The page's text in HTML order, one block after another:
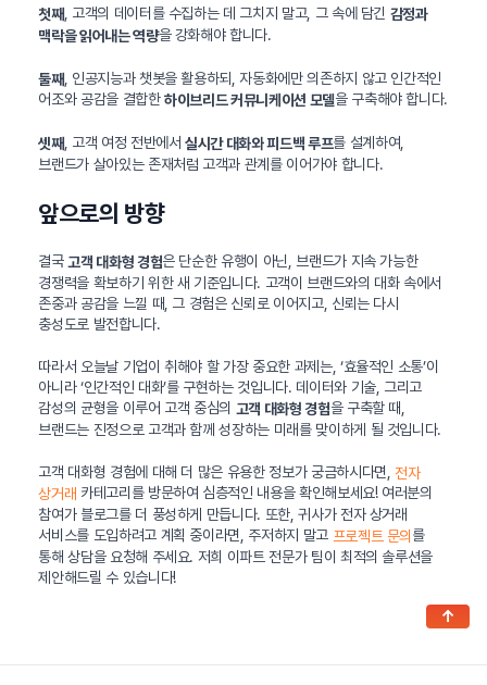
첫째, 고객의 데이터를 수집하는 데 그치지 말고, 그 속에 담긴 감정과
맥락을 읽어내는 역량을 강화해야 합니다.
둘째, 인공지능과 챗봇을 활용하되, 자동화에만 의존하지 않고 인간적인
어조와 공감을 결합한하이브리드 커뮤니케이션 모델을 구축해야 합니다.
셋째, 고객 여정 전반에서실시간 대화와 피드백 루프를 설계하여,
브랜드가 살아있는 존재처럼 고객과 관계를 이어가야 합니다.
앞으로의 방향
결국 고객 대화형 경험은 단순한 유행이 아닌, 브랜드가 지속 가능한
경쟁력을 확보하기 위한 새 기준입니다. 고객이 브랜드와의 대화 속에서
존중과 공감을 느낄 때, 그 경험은 신뢰로 이어지고, 신뢰는 다시
충성도로 발전합니다.
따라서 오늘날 기업이 취해야 할 가장 중요한 과제는, ‘효율적인 소통’이
아니라 ‘인간적인 대화’를 구현하는 것입니다. 데이터와 기술, 그리고
감성의 균형을 이루어 고객 중심의 고객 대화형 경험을 구축할 때,
브랜드는 진정으로 고객과 함께 성장하는 미래를 맞이하게 될 것입니다.
고객 대화형 경험에 대해 더 많은 유용한 정보가 궁금하시다면,전자
상거래 카테고리를 방문하여 심층적인 내용을 확인해보세요! 여러분의
참여가 블로그를 더 풍성하게 만듭니다. 또한, 귀사가 전자 상거래
서비스를 도입하려고 계획 중이라면, 주저하지 말고 프로젝트 문의 를
통해 상담을 요청해 주세요. 저희 이파트 전문가 팀이 최적의 솔루션을
제안해드릴 수 있습니다!
↑